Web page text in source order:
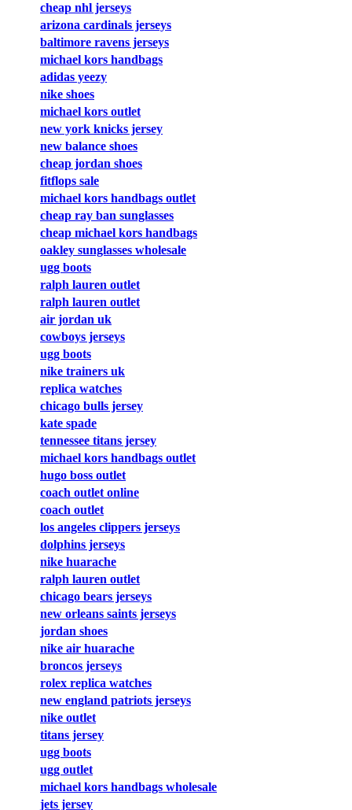
cheap nhl jerseys
arizona cardinals jerseys
baltimore ravens jerseys
michael kors handbags
adidas yeezy
nike shoes
michael kors outlet
new york knicks jersey
new balance shoes
cheap jordan shoes
fitflops sale
michael kors handbags outlet
cheap ray ban sunglasses
cheap michael kors handbags
oakley sunglasses wholesale
ugg boots
ralph lauren outlet
ralph lauren outlet
air jordan uk
cowboys jerseys
ugg boots
nike trainers uk
replica watches
chicago bulls jersey
kate spade
tennessee titans jersey
michael kors handbags outlet
hugo boss outlet
coach outlet online
coach outlet
los angeles clippers jerseys
dolphins jerseys
nike huarache
ralph lauren outlet
chicago bears jerseys
new orleans saints jerseys
jordan shoes
nike air huarache
broncos jerseys
rolex replica watches
new england patriots jerseys
nike outlet
titans jersey
ugg boots
ugg outlet
michael kors handbags wholesale
jets jersey